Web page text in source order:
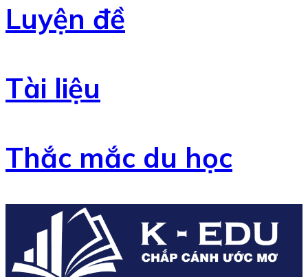
Luyện đề
Tài liệu
Thắc mắc du học